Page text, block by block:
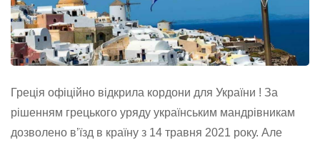
Греція офіційно відкрила кордони для України ! За
рішенням грецького уряду українським мандрівникам
дозволено в’їзд в країну з 14 травня 2021 року. Але